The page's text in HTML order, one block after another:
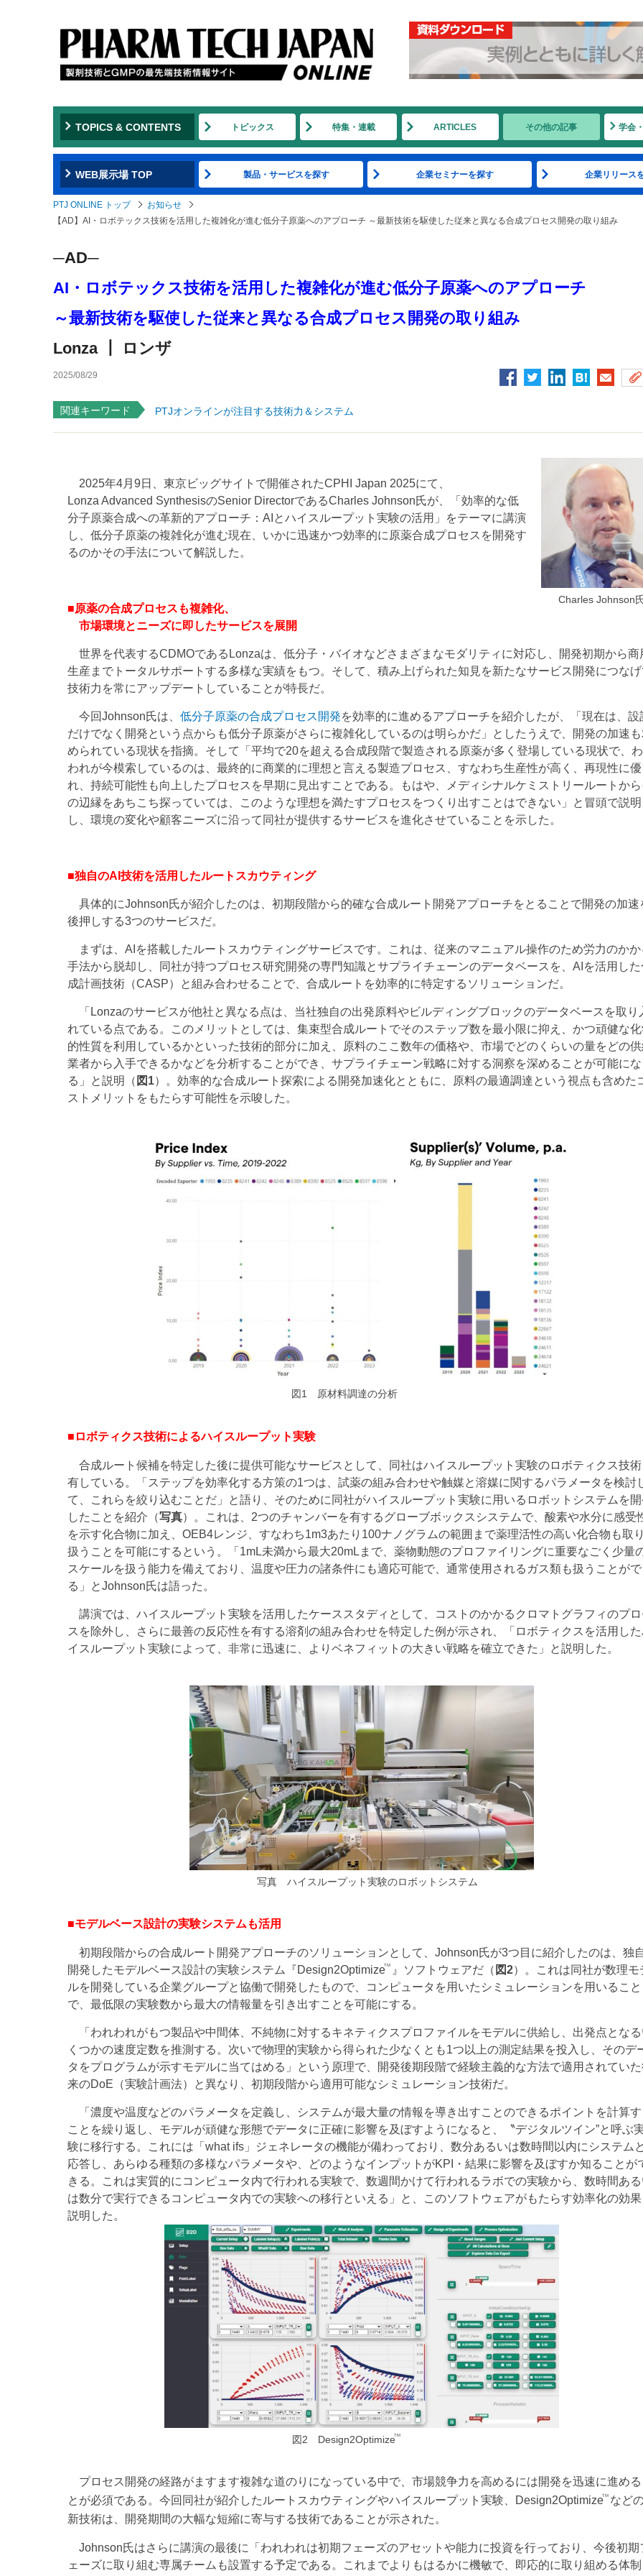
TOPICS & CONTENTS トピックス 特集・連載 ARTICLES その他の記事 学会
WEB展示場 TOP 製品・サービスを探す 企業セミナーを探す 企業リリース
PTJ ONLINE トップ
お知らせ
【AD】AI・ロボテックス技術を活用した複雑化が進む低分子原薬へのアプローチ ～最新技術を駆使した従来と異なる合成プロセス開発の取り組み
─AD─
AI・ロボテックス技術を活用した複雑化が進む低分子原薬へのアプローチ
～最新技術を駆使した従来と異なる合成プロセス開発の取り組み
Lonza ┃ ロンザ
2025/08/29
関連キーワード PTJオンラインが注目する技術力＆システム
Charles Johnson
2025年4月9日、東京ビッグサイトで開催されたCPHI Japan 2025にて、
Lonza Advanced SynthesisのSenior DirectorであるCharles Johnson氏が、「効率的な低
分子原薬合成への革新的アプローチ：AIとハイスループット実験の活用」をテーマに講演
し、低分子原薬の複雑化が進む現在、いかに迅速かつ効率的に原薬合成プロセスを開発す
るのかその手法について解説した。
■原薬の合成プロセスも複雑化、
市場環境とニーズに即したサービスを展開
世界を代表するCDMOであるLonzaは、低分子・バイオなどさまざまなモダリティに対応し、開発初期から商
生産までトータルサポートする多様な実績をもつ。そして、積み上げられた知見を新たなサービス開発につな
技術力を常にアップデートしていることが特長だ。
今回Johnson氏は、 低分子原薬の合成プロセス開発を効率的に進めるアプローチを紹介したが、「現在は、設
だけでなく開発という点からも低分子原薬がさらに複雑化しているのは明らかだ」としたうえで、開発の加速
められている現状を指摘。そして「平均で20を超える合成段階で製造される原薬が多く登場している現状で、
われが今模索しているのは、最終的に商業的に理想と言える製造プロセス、すなわち生産性が高く、再現性に優
れ、持続可能性も向上したプロセスを早期に見出すことである。もはや、メディシナルケミストリールートか
の辺縁をあちこち探っていては、このような理想を満たすプロセスをつくり出すことはできない」と冒頭で説明
し、環境の変化や顧客ニーズに沿って同社が提供するサービスを進化させていることを示した。
■独自のAI技術を活用したルートスカウティング
具体的にJohnson氏が紹介したのは、初期段階から的確な合成ルート開発アプローチをとることで開発の加速
後押しする3つのサービスだ。
まずは、AIを搭載したルートスカウティングサービスです。これは、従来のマニュアル操作のため労力のかか
手法から脱却し、同社が持つプロセス研究開発の専門知識とサプライチェーンのデータベースを、AIを活用した
成計画技術（CASP）と組み合わせることで、合成ルートを効率的に特定するソリューションだ。
「Lonzaのサービスが他社と異なる点は、当社独自の出発原料やビルディングブロックのデータベースを取り
れている点である。このメリットとしては、集束型合成ルートでそのステップ数を最小限に抑え、かつ頑健な
的性質を利用しているかといった技術的部分に加え、原料のここ数年の価格や、市場でどのくらいの量をどの
業者から入手できるかなどを分析することができ、サプライチェーン戦略に対する洞察を深めることが可能にな
る」と説明（ 図1）。効率的な合成ルート探索による開発加速化とともに、原料の最適調達という視点も含めた
ストメリットをもたらす可能性を示唆した。
図1 原材料調達の分析
■ロボティクス技術によるハイスループット実験
合成ルート候補を特定した後に提供可能なサービスとして、同社はハイスループット実験のロボティクス技
有している。「ステップを効率化する方策の1つは、試薬の組み合わせや触媒と溶媒に関するパラメータを検討
て、これらを絞り込むことだ」と語り、そのために同社がハイスループット実験に用いるロボットシステムを
したことを紹介（写真）。これは、2つのチャンバーを有するグローブボックスシステムで、酸素や水分に感受
を示す化合物に加え、OEB4レンジ、すなわち1m3あたり100ナノグラムの範囲まで薬理活性の高い化合物も取
扱うことを可能にするという。「1mL未満から最大20mLまで、薬物動態のプロファイリングに重要なごく少量
スケールを扱う能力を備えており、温度や圧力の諸条件にも適応可能で、通常使用されるガス類も扱うことが
る」とJohnson氏は語った。
講演では、ハイスループット実験を活用したケーススタディとして、コストのかかるクロマトグラフィのプ
スを除外し、さらに最善の反応性を有する溶剤の組み合わせを特定した例が示され、「ロボティクスを活用し
イスループット実験によって、非常に迅速に、よりベネフィットの大きい戦略を確立できた」と説明した。
写真 ハイスループット実験のロボットシステム
■モデルベース設計の実験システムも活用
初期段階からの合成ルート開発アプローチのソリューションとして、Johnson氏が3つ目に紹介したのは、独
開発したモデルベース設計の実験システム『Design2OptimizeTM 』ソフトウェアだ（ 図2）。これは同社が数理モ
ルを開発している企業グループと協働で開発したもので、コンピュータを用いたシミュレーションを用いること
で、最低限の実験数から最大の情報量を引き出すことを可能にする。
「われわれがもつ製品や中間体、不純物に対するキネティクスプロファイルをモデルに供給し、出発点とな
くつかの速度定数を推測する。次いで物理的実験から得られた少なくとも1つ以上の測定結果を投入し、そのデ
タをプログラムが示すモデルに当てはめる」という原理で、開発後期段階で経験主義的な方法で適用されてい
来のDoE（実験計画法）と異なり、初期段階から適用可能なシミュレーション技術だ。
「濃度や温度などのパラメータを定義し、システムが最大量の情報を導き出すことのできるポイントを計算
ことを繰り返し、モデルが頑健な形態でデータに正確に影響を及ぼすようになると、〝デジタルツイン”と呼ぶ
験に移行する。これには「what ifs」ジェネレータの機能が備わっており、数分あるいは数時間以内にシステム
応答し、あらゆる種類の多様なパラメータや、どのようなインプットがKPI・結果に影響を及ぼすか知ることが
きる。これは実質的にコンピュータ内で行われる実験で、数週間かけて行われるラボでの実験から、数時間あ
は数分で実行できるコンピュータ内での実験への移行といえる」と、このソフトウェアがもたらす効率化の効
説明した。
図2 Design2OptimizeTM
プロセス開発の経路がますます複雑な道のりになっている中で、市場競争力を高めるには開発を迅速に進め
とが必須である。今回同社が紹介したルートスカウティングやハイスループット実験、Design2OptimizeTM など
新技術は、開発期間の大幅な短縮に寄与する技術であることが示された。
Johnson氏はさらに講演の最後に「われわれは初期フェーズのアセットや能力に投資を行っており、今後初期
ェーズに取り組む専属チームも設置する予定である。これまでよりもはるかに機敏で、即応的に取り組める体